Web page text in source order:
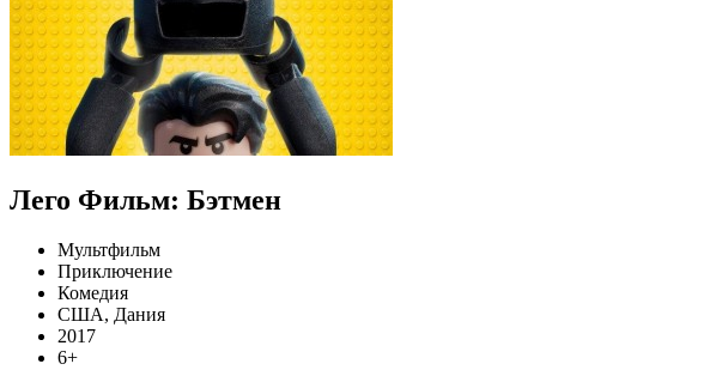
Лего Фильм: Бэтмен
Мультфильм
Приключение
Комедия
США, Дания
2017
6+